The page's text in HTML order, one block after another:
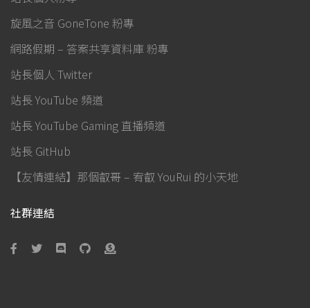
旋風之音 GoneTone 粉專
網路假期 – 答案共享資料庫 粉專
站長個人 Twitter
站長 YouTube 頻道
站長 YouTube Gaming 直播頻道
站長 GitHub
【友情連結】那個叡哥 – 宥叡 YouRui 的小天地
社群連結